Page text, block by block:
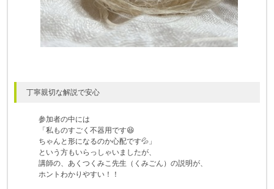
丁寧親切な解説で安心
参加者の中には
「私ものすごく不器用です😆
ちゃんと形になるのか心配です💦」
という方もいらっしゃいましたが、
講師の、あくつくみこ先生（くみごん）の説明が、
ホントわかりやすい！！